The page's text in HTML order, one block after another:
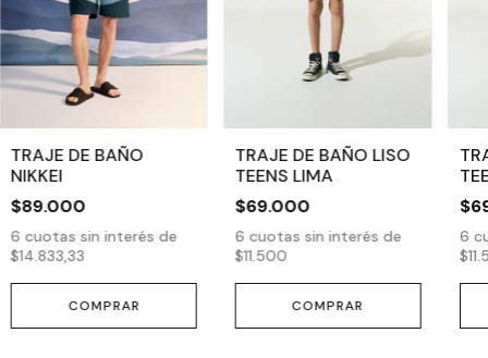
TRAJE DE BAÑO
NIKKEI
$89.000
6 cuotas sin interés de
$14.833,33
COMPRAR
TRAJE DE BAÑO LISO
TEENS LIMA
$69.000
6 cuotas sin interés de
$11.500
COMPRAR
6